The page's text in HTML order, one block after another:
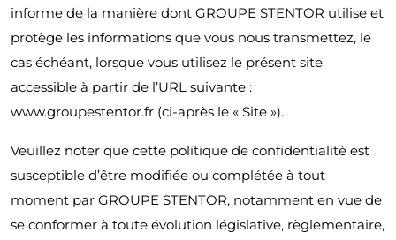
informe de la manière dont GROUPE STENTOR utilise et
protège les informations que vous nous transmettez, le
cas échéant, lorsque vous utilisez le présent site
accessible à partir de l’URL suivante :
www.groupestentor.fr (ci-après le « Site »).
Veuillez noter que cette politique de confidentialité est
susceptible d’être modifiée ou complétée à tout
moment par GROUPE STENTOR, notamment en vue de
se conformer à toute évolution législative, règlementaire,